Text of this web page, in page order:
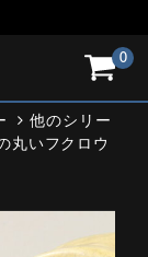
0
他のシリー
丸いフクロウ